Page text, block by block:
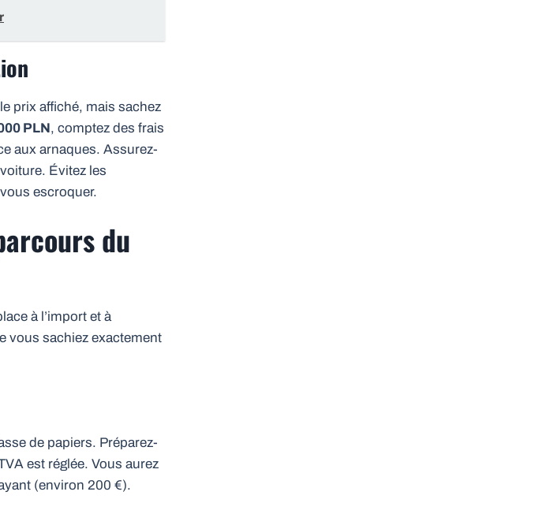
prix affiché, mais sachez
PLN, comptez des frais
aux arnaques. Assurez-
Évitez les
escroquer.
du
à l’import et à
vous sachiez exactement
de papiers. Préparez-
est réglée. Vous aurez
(environ 200 €).